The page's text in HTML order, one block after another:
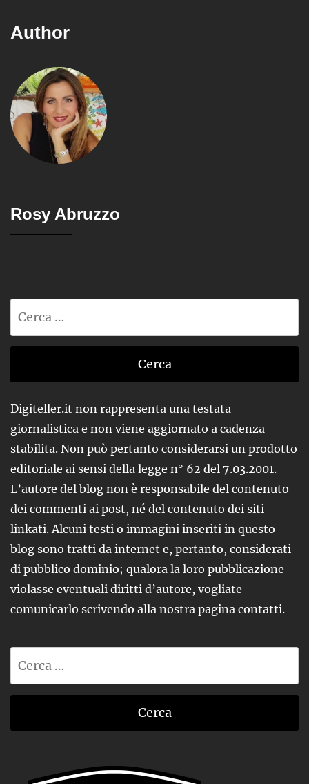
Author
Rosy Abruzzo
Digiteller.it non rappresenta una testata
giornalistica e non viene aggiornato a cadenza
stabilita. Non può pertanto considerarsi un prodotto
editoriale ai sensi della legge n° 62 del 7.03.2001.
L’autore del blog non è responsabile del contenuto
dei commenti ai post, né del contenuto dei siti
linkati. Alcuni testi o immagini inseriti in questo
blog sono tratti da internet e, pertanto, considerati
di pubblico dominio; qualora la loro pubblicazione
violasse eventuali diritti d’autore, vogliate
comunicarlo scrivendo alla nostra pagina contatti.